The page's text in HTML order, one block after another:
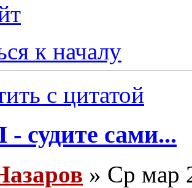
к началу
с цитатой
судите сами...
» Ср мар